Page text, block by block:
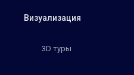
Визуализация
3D туры